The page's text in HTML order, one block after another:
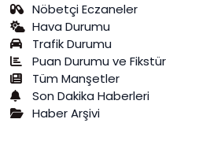
Nöbetçi Eczaneler
Hava Durumu
Trafik Durumu
Puan Durumu ve Fikstür
Tüm Manşetler
Son Dakika Haberleri
Haber Arşivi